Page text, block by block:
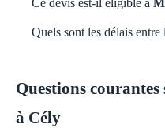
Ce devis est-il éligible à
Quels sont les délais
Questions courantes
à Cély